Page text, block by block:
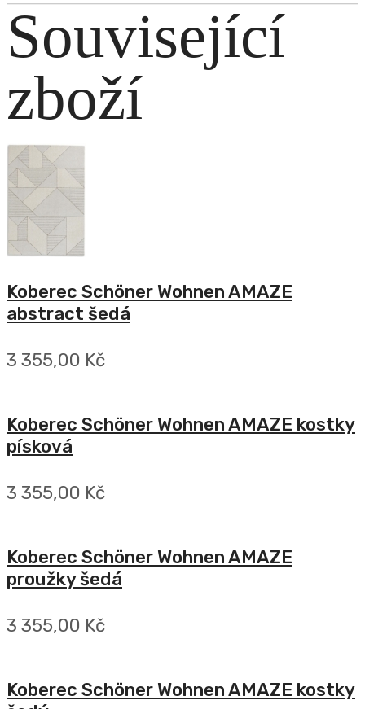
Související
zboží
Koberec Schöner Wohnen AMAZE
abstract šedá
3 355,00 Kč
Koberec Schöner Wohnen AMAZE kostky
písková
3 355,00 Kč
Koberec Schöner Wohnen AMAZE
proužky šedá
3 355,00 Kč
Koberec Schöner Wohnen AMAZE kostky